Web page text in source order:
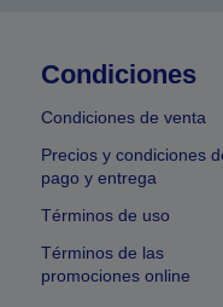
Condiciones
Condiciones de venta
Precios y condiciones
pago y entrega
Términos de uso
Términos de las
promociones online